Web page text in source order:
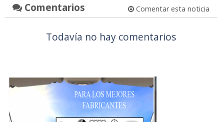
Comentarios Comentar esta noticia
Todavía no hay comentarios